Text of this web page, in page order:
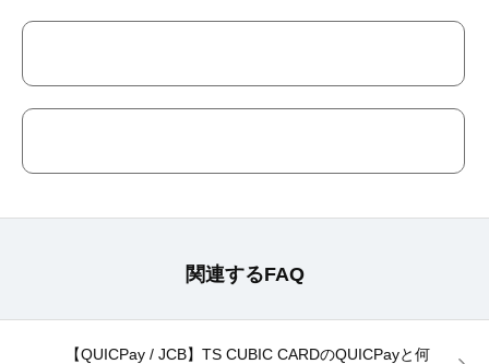
関連するFAQ
【QUICPay / JCB】TS CUBIC CARDのQUICPayと何